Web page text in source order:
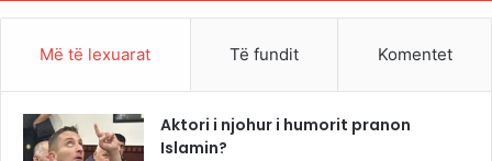
Më të lexuarat Të fundit Komentet
Aktori i njohur i humorit pranon
Islamin?